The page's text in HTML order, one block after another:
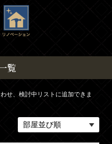
覧
せ、検討中リストに追加できま